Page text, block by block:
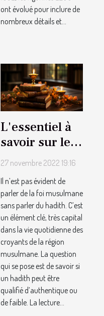
ont évolué pour inclure de
nombreux détails et...
L'essentiel à
savoir sur le
hadith
27 novembre 2022 19:16
Il n’est pas évident de
parler de la foi musulmane
sans parler du hadith. C’est
un élément clé, très capital
dans la vie quotidienne des
croyants de la région
musulmane. La question
qui se pose est de savoir si
un hadith peut être
qualifié d’authentique ou
de faible. La lecture...